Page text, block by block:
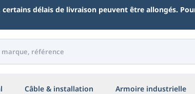
certains délais de livraison peuvent être allongés.
Câble & installation Armoire industrielle